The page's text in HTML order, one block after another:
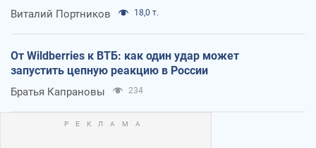
Виталий Портников 18,0 т.
От Wildberries к ВТБ: как один удар может
запустить цепную реакцию в России
Братья Капрановы 234